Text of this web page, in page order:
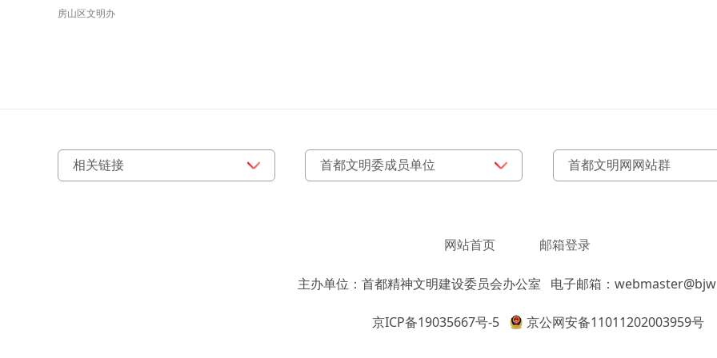
房山区文明办
网站首页 邮箱登录
主办单位：首都精神文明建设委员会办公室 电子邮箱：
京ICP备19035667号-5 京公网安备11011202003959号